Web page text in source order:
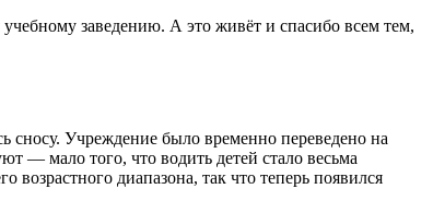
заведению. А это живёт и спасибо всем тем,
сносу. Учреждение было временно переведено на
— мало того, что водить детей стало весьма
диапазона, так что теперь появился